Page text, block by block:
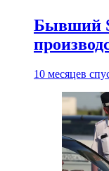
Бывший
10 месяцев